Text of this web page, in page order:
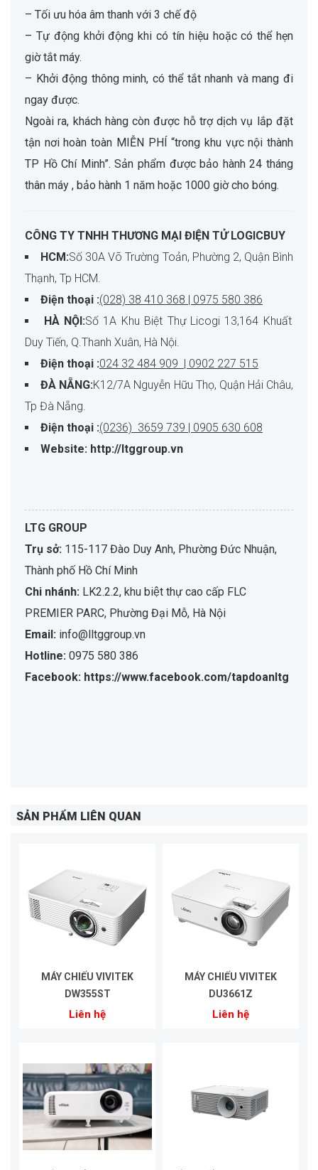
– Tối ưu hóa âm thanh với 3 chế độ
– Tự động khởi động khi có tín hiệu hoặc có thể hẹn
giờ tắt máy.
– Khởi động thông minh, có thể tắt nhanh và mang đi
ngay được.
Ngoài ra, khách hàng còn được hỗ trợ dịch vụ lắp đặt
tận nơi hoàn toàn MIỄN PHÍ “trong khu vực nội thành
TP Hồ Chí Minh”. Sản phẩm được bảo hành 24 tháng
thân máy , bảo hành 1 năm hoặc 1000 giờ cho bóng.
CÔNG TY TNHH THƯƠNG MẠI ĐIỆN TỬ LOGICBUY
HCM:Số 30A Võ Trường Toản, Phường 2, Quận Bình
Thạnh, Tp HCM.
Điện thoại :(028) 38 410 368 | 0975 580 386
HÀ NỘI:Số 1A Khu Biệt Thự Licogi 13,164 Khuất
Duy Tiến, Q.Thanh Xuân, Hà Nội.
Điện thoại :024 32 484 909 | 0902 227 515
ĐÀ NẴNG:K12/7A Nguyễn Hữu Thọ, Quận Hải Châu,
Tp Đà Nẵng.
Điện thoại :(0236) 3659 739 | 0905 630 608
Website: http://ltggroup.vn
LTG GROUP
Trụ sở: 115-117 Đào Duy Anh, Phường Đức Nhuận,
Thành phố Hồ Chí Minh
Chi nhánh: LK2.2.2, khu biệt thự cao cấp FLC
PREMIER PARC, Phường Đại Mỗ, Hà Nội
Email: info@lltggroup.vn
Hotline: 0975 580 386
Facebook: https://www.facebook.com/tapdoanltg
SẢN PHẨM LIÊN QUAN
MÁY CHIẾU VIVITEK
DW355ST
Liên hệ
MÁY CHIẾU VIVITEK
DU3661Z
Liên hệ